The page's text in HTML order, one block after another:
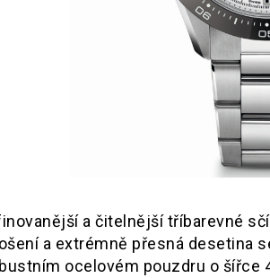
a čitelnější tříbarevné
a extrémně přesná desetina
ocelovém pouzdru o šířce